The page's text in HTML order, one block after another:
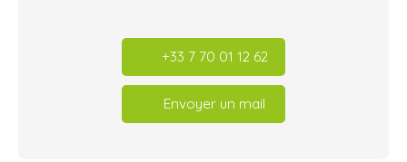
+33 7 70 01 12 62
Envoyer un mail